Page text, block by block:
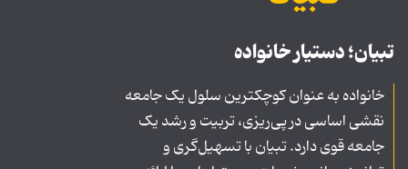
تبیان؛ دستیار خانواده
خانواده به عنوان کوچکترین سلول یک جامعه
نقشی اساسی در پی‌ریزی، تربیت و رشد یک
جامعه قوی دارد. تبیان با تسهیل‌گری و